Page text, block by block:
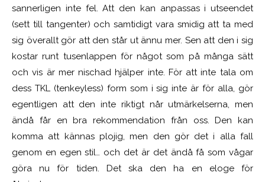
sannerligen inte fel. Att den kan anpassas i utseendet
(sett till tangenter) och samtidigt vara smidig att ta med
sig överallt gör att den står ut ännu mer. Sen att den i sig
kostar runt tusenlappen för något som på många sätt
och vis är mer nischad hjälper inte. För att inte tala om
dess TKL (tenkeyless) form som i sig inte är för alla, gör
egentligen att den inte riktigt når utmärkelserna, men
ändå får en bra rekommendation från oss. Den kan
komma att kännas plojig, men den gör det i alla fall
genom en egen stil… och det är det ändå få som vågar
göra nu för tiden. Det ska den ha en eloge för